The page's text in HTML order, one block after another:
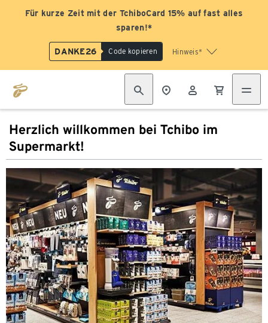
Für kurze Zeit mit der TchiboCard 15% auf fast alles
sparen!*
DANKE26 Code kopieren Hinweis*
Herzlich willkommen bei Tchibo im
Supermarkt!